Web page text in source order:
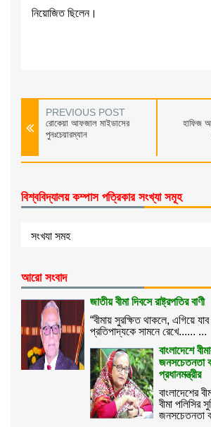
নিয়োজিত ছিলেন।
PREVIOUS POST
রোকেয়া আফজাল মাইডাসের
পুনঃচেয়ারম্যান
হাফিজ
বিশ্ববিদ্যালয় কম্পাস পত্রিকার সংখ্যা সমূহ
আরো সংবাদ
জাতীয় বীমা দিবসে রাষ্ট্রপতির বাণী
“বীমায় সুরক্ষিত থাকলে, এগিয়ে
প্রতিপাদ্যকে সামনে রেখে...... ...
বাংলাদেশে
জনসচেতনতা
প্রধানমন্ত্রীর
বাংলাদেশের
বীমা পলিসির
জনসচেতনতা